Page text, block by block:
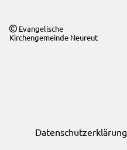
 Evangelische
Kirchengemeinde Neureut
Datenschutzerklärung